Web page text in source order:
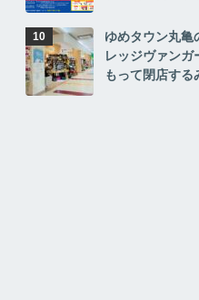
ゆめタウン丸亀
レッジヴァン
もって閉店する